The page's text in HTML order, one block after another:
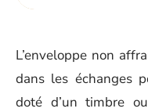
L’enveloppe non
dans les échanges
doté d’un timbre